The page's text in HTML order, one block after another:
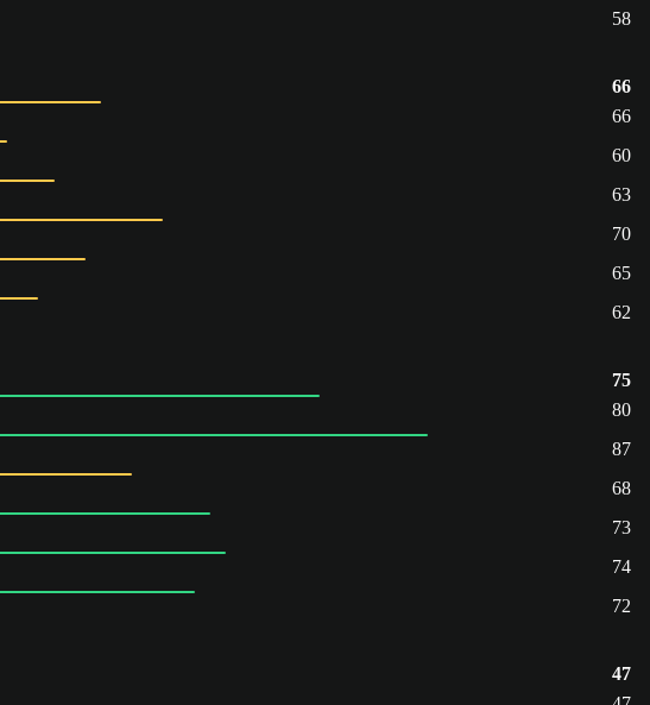
58
66
66
60
63
70
65
62
75
80
87
68
73
74
72
47